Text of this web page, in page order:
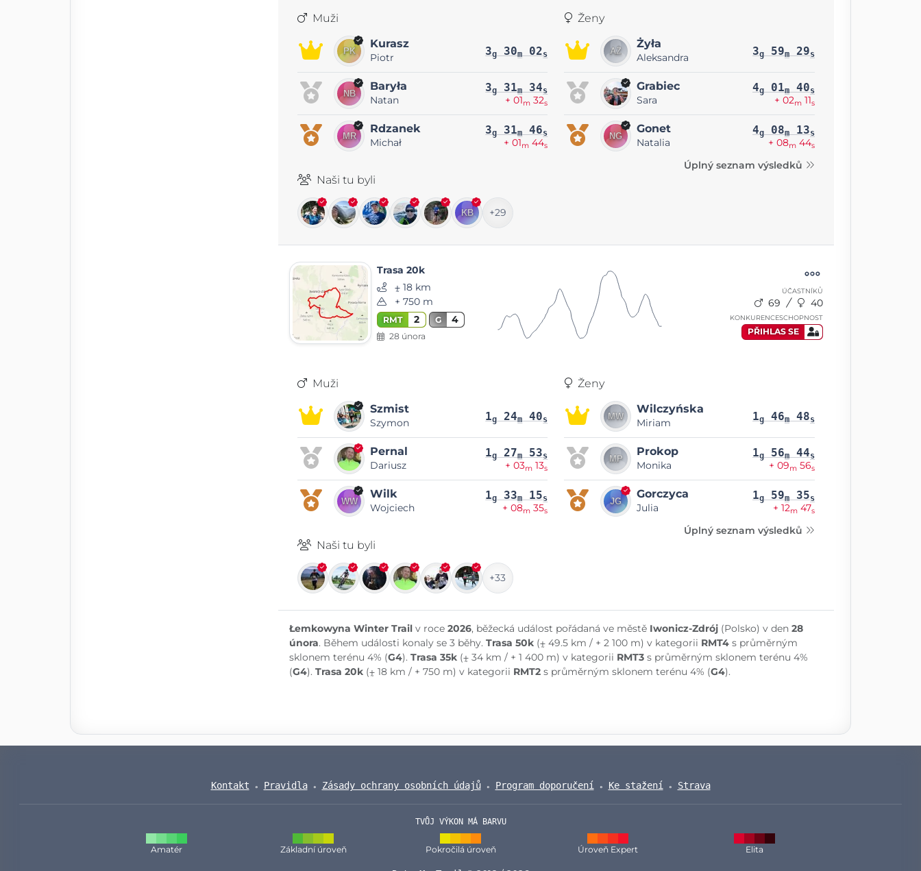
Muži
Kurasz
Piotr 3g 30m 02s
Baryła
Natan
3g 31m 34s
+ 01m 32s
Rdzanek
Michał
3g 31m 46s
+ 01m 44s
Ženy
Żyła
Aleksandra 3g 59m 29s
Grabiec
Sara
4g 01m 40s
+ 02m 11s
Gonet
Natalia
4g 08m 13s
+ 08m 44s
Úplný seznam výsledků
Naši tu byli
+29
Trasa 20k
⨦ 18 km
+ 750 m
RMT 2 G 4
28 února
ÚČASTNÍKŮ
69 40
KONKURENCESCHOPNOST
PŘIHLAS SE
Muži
Szmist
Szymon 1g 24m 40s
Pernal
Dariusz
1g 27m 53s
+ 03m 13s
Wilk
Wojciech
1g 33m 15s
+ 08m 35s
Ženy
Wilczyńska
Miriam 1g 46m 48s
Prokop
Monika
1g 56m 44s
+ 09m 56s
Gorczyca
Julia
1g 59m 35s
+ 12m 47s
Úplný seznam výsledků
Naši tu byli
+33
Łemkowyna Winter Trailv roce 2026, běžecká událost pořádaná ve městě Iwonicz-Zdrój(Polsko) v den 28
února. Během události konaly se 3 běhy. Trasa 50k(⨦ 49.5 km / + 2 100 m) v kategorii RMT4s průměrným
sklonem terénu 4% (G4). Trasa 35k(⨦ 34 km / + 1 400 m) v kategorii RMT3s průměrným sklonem terénu 4%
(G4). Trasa 20k(⨦ 18 km / + 750 m) v kategorii RMT2s průměrným sklonem terénu 4% (G4).
Kontakt Pravidla Zásady ochrany osobních údajů Program doporučení Ke stažení Strava
TVŮJ VÝKON MÁ BARVU
Amatér Základní úroveň Pokročilá úroveň Úroveň Expert Elita